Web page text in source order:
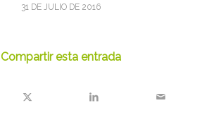
31 DE JULIO DE 2016
Compartir esta entrada